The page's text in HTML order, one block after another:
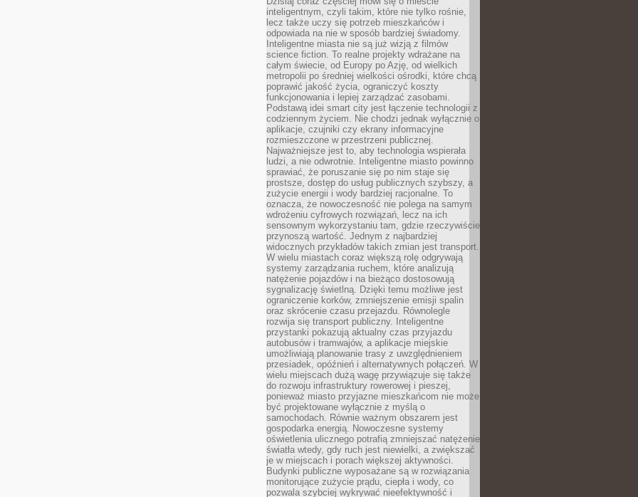
inteligentnym, czyli takim, które nie tylko rośnie,
lecz także uczy się potrzeb mieszkańców i
odpowiada na nie w sposób bardziej świadomy.
Inteligentne miasta nie są już wizją z filmów
science fiction. To realne projekty wdrażane na
całym świecie, od Europy po Azję, od wielkich
metropolii po średniej wielkości ośrodki, które chcą
poprawić jakość życia, ograniczyć koszty
funkcjonowania i lepiej zarządzać zasobami.
Podstawą idei smart city jest łączenie technologii z
codziennym życiem. Nie chodzi jednak wyłącznie o
aplikacje, czujniki czy ekrany informacyjne
rozmieszczone w przestrzeni publicznej.
Najważniejsze jest to, aby technologia wspierała
ludzi, a nie odwrotnie. Inteligentne miasto powinno
sprawiać, że poruszanie się po nim staje się
prostsze, dostęp do usług publicznych szybszy, a
zużycie energii i wody bardziej racjonalne. To
oznacza, że nowoczesność nie polega na samym
wdrożeniu cyfrowych rozwiązań, lecz na ich
sensownym wykorzystaniu tam, gdzie rzeczywiście
przynoszą wartość. Jednym z najbardziej
widocznych przykładów takich zmian jest transport.
W wielu miastach coraz większą rolę odgrywają
systemy zarządzania ruchem, które analizują
natężenie pojazdów i na bieżąco dostosowują
sygnalizację świetlną. Dzięki temu możliwe jest
ograniczenie korków, zmniejszenie emisji spalin
oraz skrócenie czasu przejazdu. Równolegle
rozwija się transport publiczny. Inteligentne
przystanki pokazują aktualny czas przyjazdu
autobusów i tramwajów, a aplikacje miejskie
umożliwiają planowanie trasy z uwzględnieniem
przesiadek, opóźnień i alternatywnych połączeń. W
wielu miejscach dużą wagę przywiązuje się także
do rozwoju infrastruktury rowerowej i pieszej,
ponieważ miasto przyjazne mieszkańcom nie może
być projektowane wyłącznie z myślą o
samochodach. Równie ważnym obszarem jest
gospodarka energią. Nowoczesne systemy
oświetlenia ulicznego potrafią zmniejszać natężenie
światła wtedy, gdy ruch jest niewielki, a zwiększać
je w miejscach i porach większej aktywności.
Budynki publiczne wyposażane są w rozwiązania
monitorujące zużycie prądu, ciepła i wody, co
pozwala szybciej wykrywać nieefektywność i